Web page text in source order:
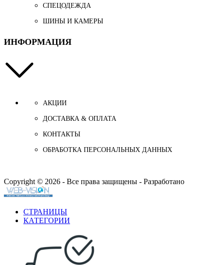
СПЕЦОДЕЖДА
ШИНЫ И КАМЕРЫ
ИНФОРМАЦИЯ
АКЦИИ
ДОСТАВКА & ОПЛАТА
КОНТАКТЫ
ОБРАБОТКА ПЕРСОНАЛЬНЫХ ДАННЫХ
Copyright © 2026 - Все права защищены - Разработано
СТРАНИЦЫ
КАТЕГОРИИ